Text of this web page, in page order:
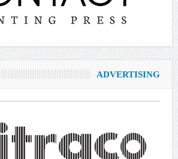
ADVERTISING